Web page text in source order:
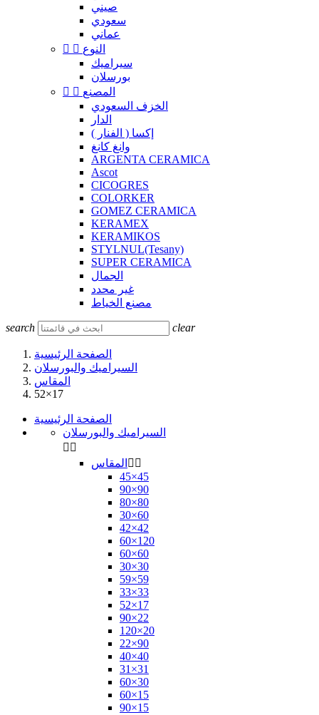
صيني
سعودي
عماني
  النوع
سيراميك
بورسلان
  المصنع
الخزف السعودي
الدار
إكسا ( الفنار )
وانغ كانغ
ARGENTA CERAMICA
Ascot
CICOGRES
COLORKER
GOMEZ CERAMICA
KERAMEX
KERAMIKOS
STYLNUL(Tesany)
SUPER CERAMICA
الجمال
غير محدد
مصنع الخياط
search clear
الصفحة الرئيسية
السيراميك والبورسلان
المقاس
52×17
الصفحة الرئيسية
السيراميك والبورسلان
 
المقاس  
45×45
90×90
80×80
30×60
42×42
60×120
60×60
30×30
59×59
33×33
52×17
90×22
120×20
22×90
40×40
31×31
60×30
60×15
90×15